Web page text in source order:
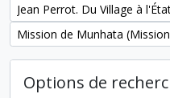
Remove filter:
Jean Perrot. Du Village à
Remove filter:
Options de